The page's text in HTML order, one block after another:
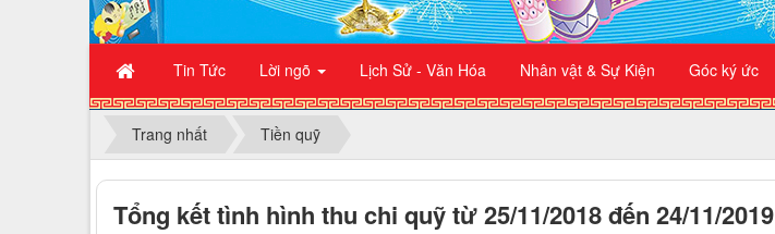
Tin Tức Lời ngõ Lịch Sử - Văn Hóa Nhân vật & Sự Kiện Góc ký ức
Trang nhất Tiền quỹ
Tổng kết tình hình thu chi quỹ từ 25/11/2018 đến 24/11/2019